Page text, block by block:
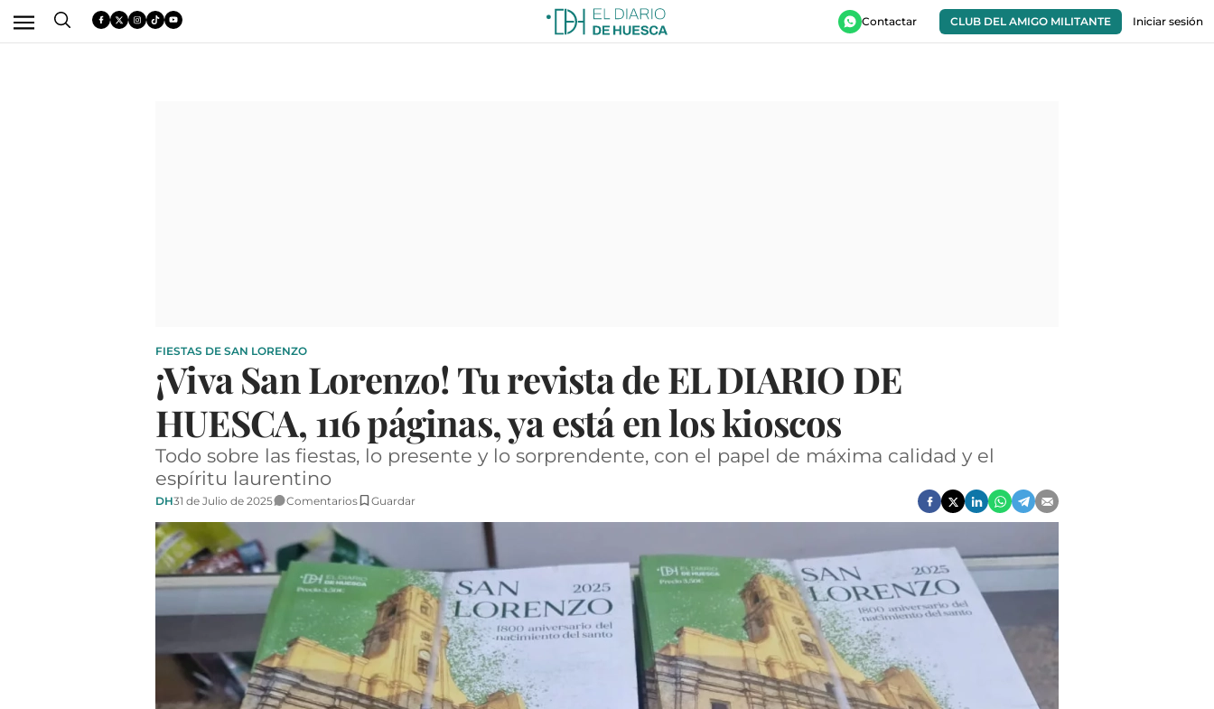
Contactar CLUB DEL AMIGO MILITANTE Iniciar sesión
FIESTAS DE SAN LORENZO
¡Viva San Lorenzo! Tu revista de EL DIARIO DE
HUESCA, 116 páginas, ya está en los kioscos
Todo sobre las fiestas, lo presente y lo sorprendente, con el papel de máxima calidad y el
espíritu laurentino
DH31 de Julio de 2025 Comentarios Guardar